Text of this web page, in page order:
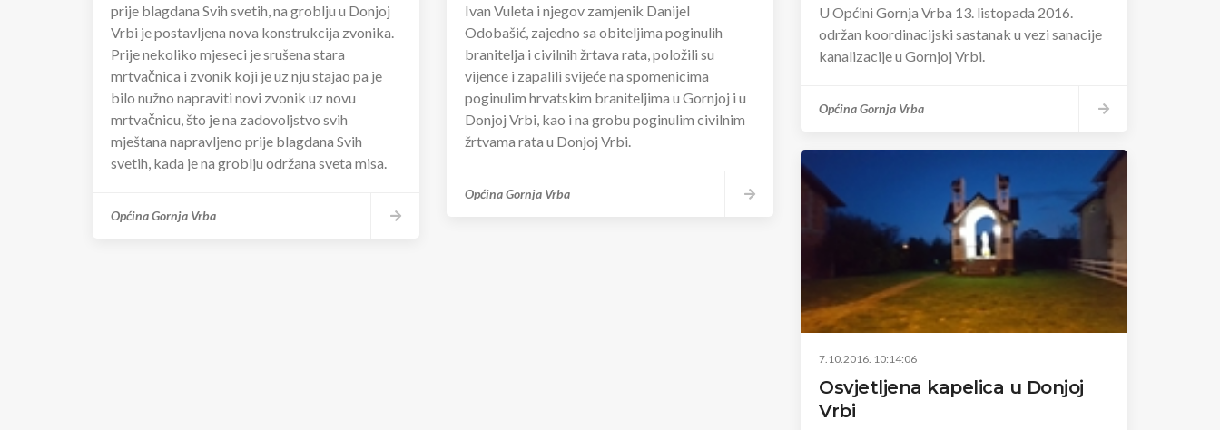
prije blagdana Svih svetih, na groblju u Donjoj
Vrbi je postavljena nova konstrukcija zvonika.
Prije nekoliko mjeseci je srušena stara
mrtvačnica i zvonik koji je uz nju stajao pa je
bilo nužno napraviti novi zvonik uz novu
mrtvačnicu, što je na zadovoljstvo svih
mještana napravljeno prije blagdana Svih
svetih, kada je na groblju održana sveta misa.
Općina Gornja Vrba
Ivan Vuleta i njegov zamjenik Danijel
Odobašić, zajedno sa obiteljima poginulih
branitelja i civilnih žrtava rata, položili su
vijence i zapalili svijeće na spomenicima
poginulim hrvatskim braniteljima u Gornjoj i u
Donjoj Vrbi, kao i na grobu poginulim civilnim
žrtvama rata u Donjoj Vrbi.
Općina Gornja Vrba
U Općini Gornja Vrba 13. listopada 2016.
održan koordinacijski sastanak u vezi sanacije
kanalizacije u Gornjoj Vrbi.
Općina Gornja Vrba
7.10.2016. 10:14:06
Osvjetljena kapelica u Donjoj
Vrbi